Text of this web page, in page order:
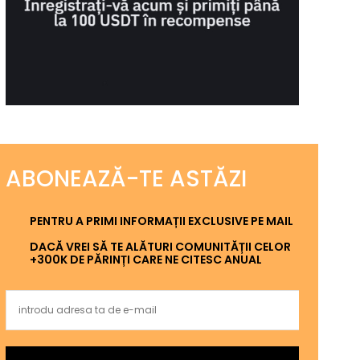
ABONEAZĂ-TE ASTĂZI
PENTRU A PRIMI INFORMAȚII EXCLUSIVE PE MAIL
DACĂ VREI SĂ TE ALĂTURI COMUNITĂȚII CELOR
+300K DE PĂRINȚI CARE NE CITESC ANUAL